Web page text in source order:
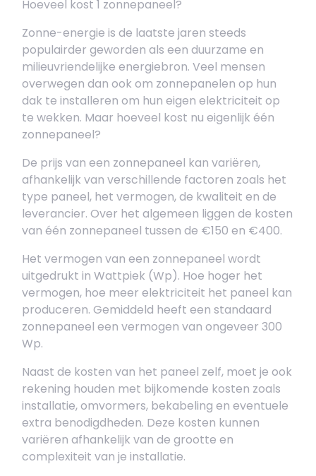
Hoeveel kost 1 zonnepaneel?
Zonne-energie is de laatste jaren steeds
populairder geworden als een duurzame en
milieuvriendelijke energiebron. Veel mensen
overwegen dan ook om zonnepanelen op hun
dak te installeren om hun eigen elektriciteit op
te wekken. Maar hoeveel kost nu eigenlijk één
zonnepaneel?
De prijs van een zonnepaneel kan variëren,
afhankelijk van verschillende factoren zoals het
type paneel, het vermogen, de kwaliteit en de
leverancier. Over het algemeen liggen de kosten
van één zonnepaneel tussen de €150 en €400.
Het vermogen van een zonnepaneel wordt
uitgedrukt in Wattpiek (Wp). Hoe hoger het
vermogen, hoe meer elektriciteit het paneel kan
produceren. Gemiddeld heeft een standaard
zonnepaneel een vermogen van ongeveer 300
Wp.
Naast de kosten van het paneel zelf, moet je ook
rekening houden met bijkomende kosten zoals
installatie, omvormers, bekabeling en eventuele
extra benodigdheden. Deze kosten kunnen
variëren afhankelijk van de grootte en
complexiteit van je installatie.